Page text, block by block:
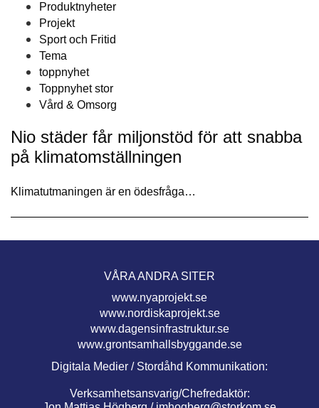
Produktnyheter
Projekt
Sport och Fritid
Tema
toppnyhet
Toppnyhet stor
Vård & Omsorg
Nio städer får miljonstöd för att snabba
på klimatomställningen
Klimatutmaningen är en ödesfråga…
VÅRA ANDRA SITER
www.nyaprojekt.se
www.nordiskaprojekt.se
www.dagensinfrastruktur.se
www.grontsamhallsbyggande.se
Digitala Medier / Stordåhd Kommunikation:
Verksamhetsansvarig/Chefredaktör: